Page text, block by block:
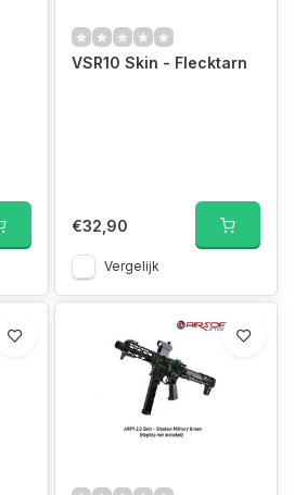
VSR10 Skin - Flecktarn
€32,90
Vergelijk